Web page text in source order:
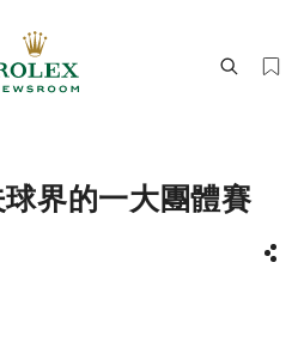
界的一大團體賽